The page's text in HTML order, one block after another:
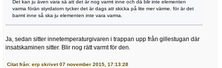
Det kan ju även vara så att det är nog varmt inne och då blir inte elementen
varma förän styrdatorn tycker det är dags att skicka på lite mer värme. för är det
barmt inne så ska ju elementen inte vara varma.
Ja, sedan sitter innetemperaturgivaren i trappan upp från gillestugan där
insatskaminen sitter. Blir nog rätt varmt för den.
Citat från: erp skrivet 07 november 2015, 17:13:28